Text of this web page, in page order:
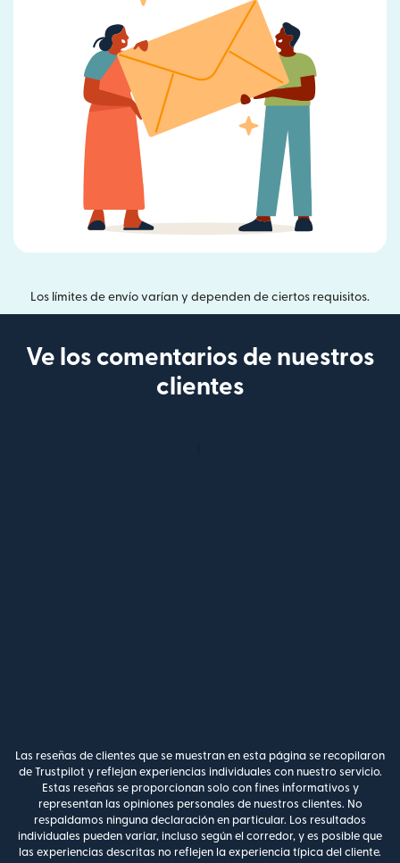
Los límites de envío varían y dependen de ciertos requisitos.
Ve los comentarios de nuestros
clientes
Las reseñas de clientes que se muestran en esta página se recopilaron
de Trustpilot y reflejan experiencias individuales con nuestro servicio.
Estas reseñas se proporcionan solo con fines informativos y
representan las opiniones personales de nuestros clientes. No
respaldamos ninguna declaración en particular. Los resultados
individuales pueden variar, incluso según el corredor, y es posible que
las experiencias descritas no reflejen la experiencia típica del cliente.